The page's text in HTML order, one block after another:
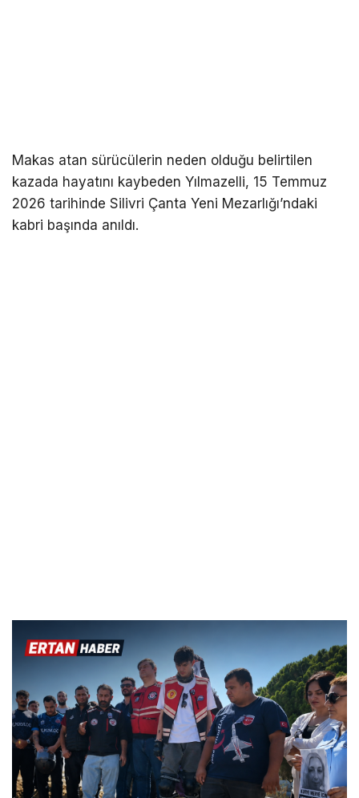
Makas atan sürücülerin neden olduğu belirtilen
kazada hayatını kaybeden Yılmazelli, 15 Temmuz
2026 tarihinde Silivri Çanta Yeni Mezarlığı’ndaki
kabri başında anıldı.